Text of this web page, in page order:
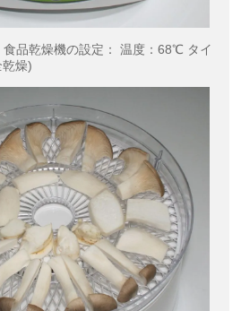
食品乾燥機の設定： 温度：68℃ タイ
燥)